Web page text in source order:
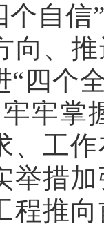
个自
向、
“四个
牢
、工
举措
程推